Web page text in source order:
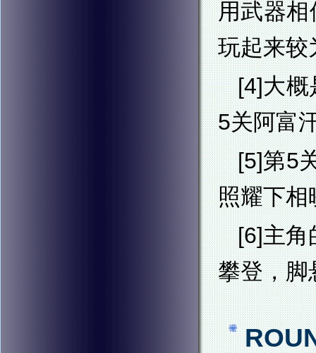
用武器
玩起来较
[4]大概
5关阿富
[5]第5
照耀下相
[6]主角
攀登，脚